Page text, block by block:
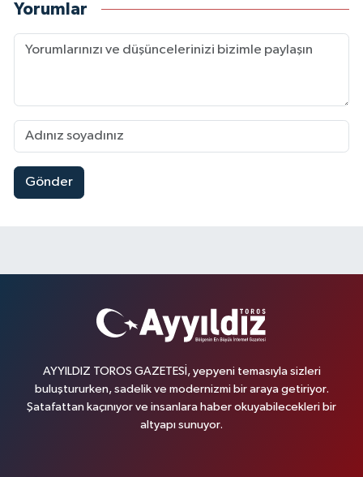
Yorumlar
Gönder
AYYILDIZ TOROS GAZETESİ, yepyeni temasıyla sizleri
buluştururken, sadelik ve modernizmi bir araya getiriyor.
Şatafattan kaçınıyor ve insanlara haber okuyabilecekleri bir
altyapı sunuyor.